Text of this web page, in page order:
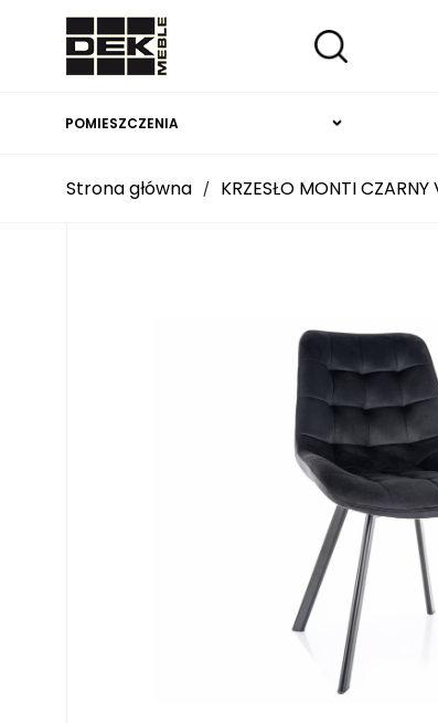
POMIESZCZENIA
Strona główna / KRZESŁO MONTI CZARNY